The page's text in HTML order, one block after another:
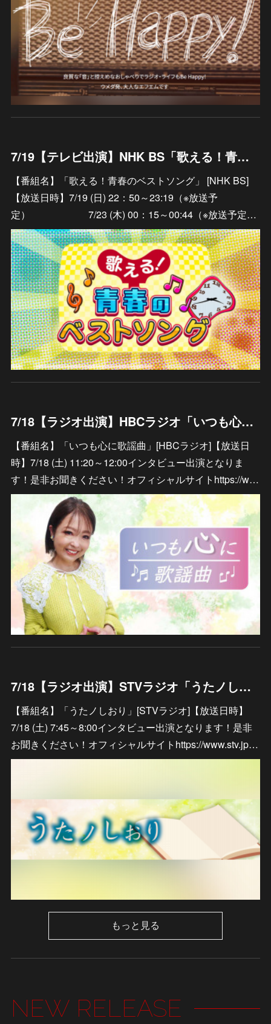
7/19【テレビ出演】NHK BS「歌える！青春のベストソング」＃９５
【番組名】「歌える！青春のベストソング」 [NHK BS]
【放送日時】7/19 (日) 22：50～23:19（※放送予
定） 7/23 (木) 00：15～00:44（※放送予定…
7/18【ラジオ出演】HBCラジオ「いつも心に歌謡曲」
【番組名】「いつも心に歌謡曲」[HBCラジオ]【放送日
時】7/18 (土) 11:20～12:00インタビュー出演となりま
す！是非お聞きください！オフィシャルサイトhttps://w…
7/18【ラジオ出演】STVラジオ「うたノしおり」
【番組名】「うたノしおり」[STVラジオ]【放送日時】
7/18 (土) 7:45～8:00インタビュー出演となります！是非
お聞きください！オフィシャルサイトhttps://www.stv.jp…
もっと見る
NEW RELEASE